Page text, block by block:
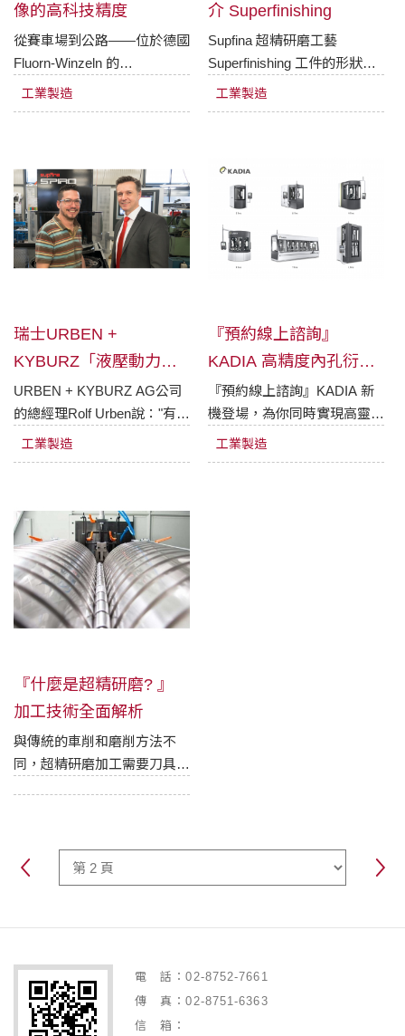
像的高科技精度
從賽車場到公路——位於德國
Fluorn-Winzeln 的
HIRSCHMANN GmbH 公
司，是賽車與高端性能汽車零
角色，正是協助
HIRSCHMANN 成功確保如
球面軸承、重型桿端關節軸承
等零件超高精度的關鍵。
工業製造
介 Superfinishing
Supfina 超精研磨工藝
Superfinishing 工件的形狀和
待加工表面的位置決定了所採
用的超精加工工藝。可採用的
用。
工業製造
瑞士URBEN +
KYBURZ「液壓動力機
械零件」的競爭力於全
球市場顯著提高
URBEN + KYBURZ AG公司
的總經理Rolf Urben說："有了
Spiro，我們進入了一個新的
製造領域——不僅可複製優良
工業製造
『預約線上諮詢』
KADIA 高精度內孔衍磨
與去毛刺解決方案
『預約線上諮詢』KADIA 新
機登場，為你同時實現高靈活
性與高產能。KADIA 專注於
高精度內孔衍磨與去毛刺技
工業製造
『什麼是超精研磨? 』
加工技術全面解析
與傳統的車削和磨削方法不
同，超精研磨加工需要刀具和
更精確的曲率。
電 話：02-8752-7661
傳 真：02-8751-6363
信 箱：